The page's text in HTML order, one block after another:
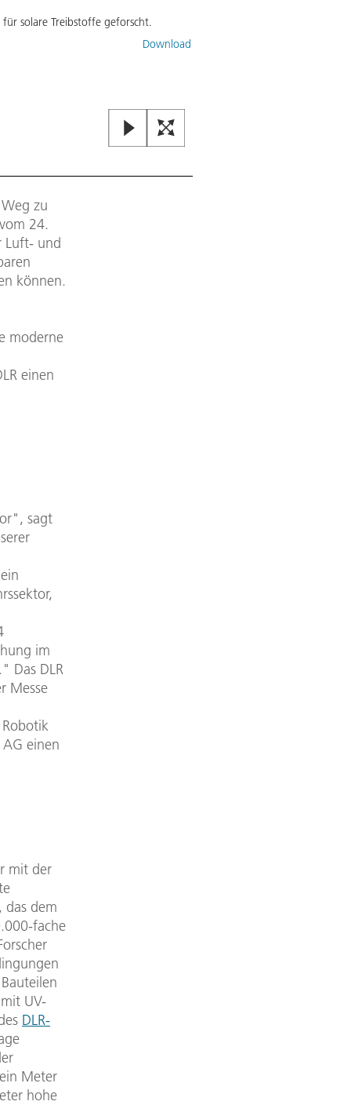
solare Treibstoffe geforscht.
Download
zu
24.
Luft- und
können.
moderne
einen
sagt
im
Das DLR
Messe
einen
mit der
das dem
fache
UV-
DLR-
Meter
hohe